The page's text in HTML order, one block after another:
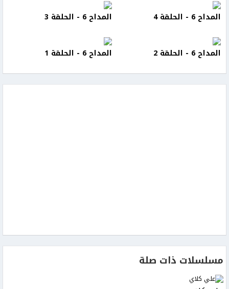
المداح 6 - الحلقة 4 المداح 6 - الحلقة 3
المداح 6 - الحلقة 2 المداح 6 - الحلقة 1
مسلسلات ذات صلة